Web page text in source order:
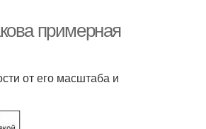
примерная
от его масштаба и